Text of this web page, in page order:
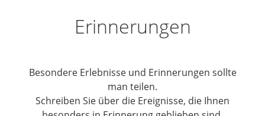
Erinnerungen
Besondere Erlebnisse und Erinnerungen sollte
man teilen.
Schreiben Sie über die Ereignisse, die Ihnen